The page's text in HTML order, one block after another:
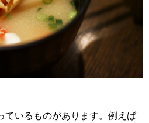
ているものがあります。例えば